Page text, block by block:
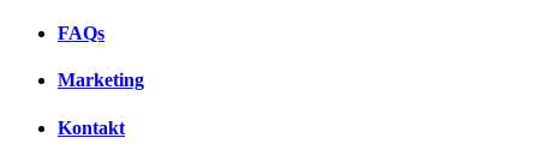
FAQs
Marketing
Kontakt